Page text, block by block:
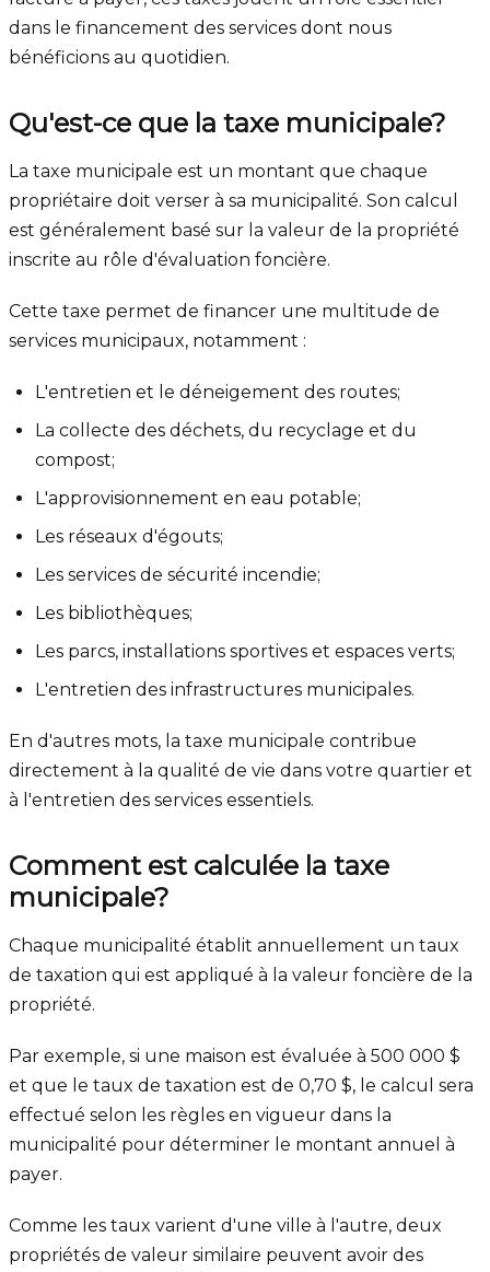
dans le financement des services dont nous
bénéficions au quotidien.
Qu'est-ce que la taxe municipale?
La taxe municipale est un montant que chaque
propriétaire doit verser à sa municipalité. Son calcul
est généralement basé sur la valeur de la propriété
inscrite au rôle d'évaluation foncière.
Cette taxe permet de financer une multitude de
services municipaux, notamment :
L'entretien et le déneigement des routes;
La collecte des déchets, du recyclage et du
compost;
L'approvisionnement en eau potable;
Les réseaux d'égouts;
Les services de sécurité incendie;
Les bibliothèques;
Les parcs, installations sportives et espaces verts;
L'entretien des infrastructures municipales.
En d'autres mots, la taxe municipale contribue
directement à la qualité de vie dans votre quartier et
à l'entretien des services essentiels.
Comment est calculée la taxe
municipale?
Chaque municipalité établit annuellement un taux
de taxation qui est appliqué à la valeur foncière de la
propriété.
Par exemple, si une maison est évaluée à 500 000 $
et que le taux de taxation est de 0,70 $, le calcul sera
effectué selon les règles en vigueur dans la
municipalité pour déterminer le montant annuel à
payer.
Comme les taux varient d'une ville à l'autre, deux
propriétés de valeur similaire peuvent avoir des